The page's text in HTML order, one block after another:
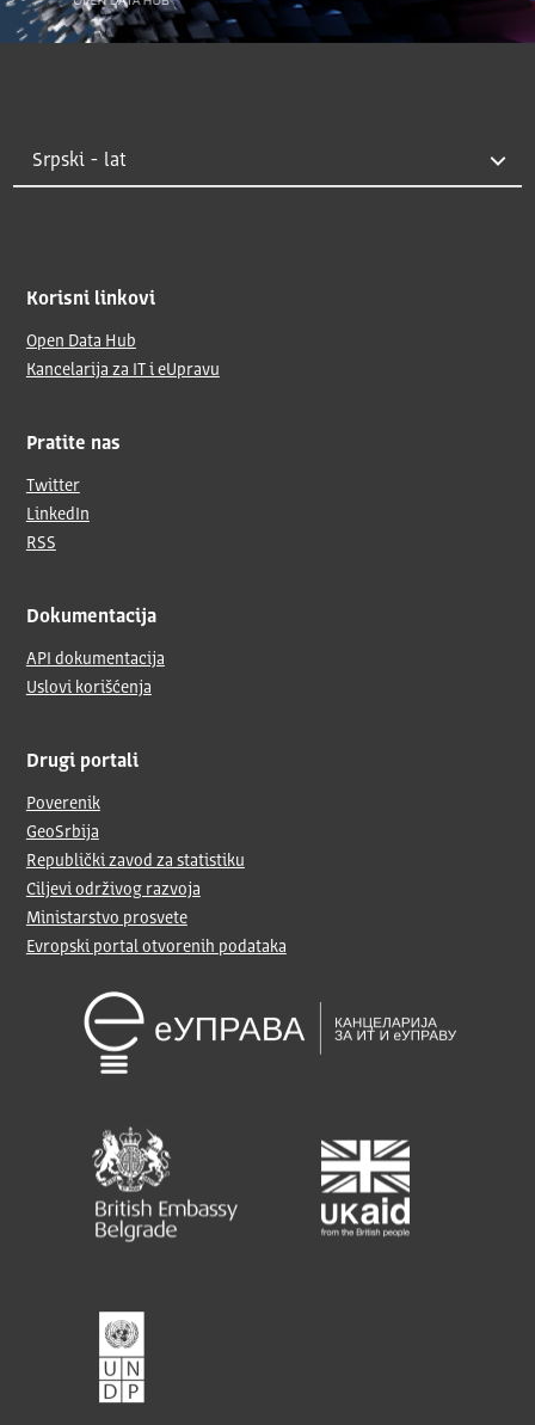
Korisni linkovi
Open Data Hub
Kancelarija za IT i eUpravu
Pratite nas
Twitter
LinkedIn
RSS
Dokumentacija
API dokumentacija
Uslovi korišćenja
Drugi portali
Poverenik
GeoSrbija
Republički zavod za statistiku
Ciljevi održivog razvoja
Ministarstvo prosvete
Evropski portal otvorenih podataka